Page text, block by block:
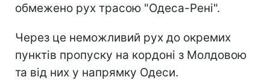
обмежено рух трасою "Одеса-Рені".
Через це неможливий рух до окремих
пунктів пропуску на кордоні з Молдовою
та від них у напрямку Одеси.